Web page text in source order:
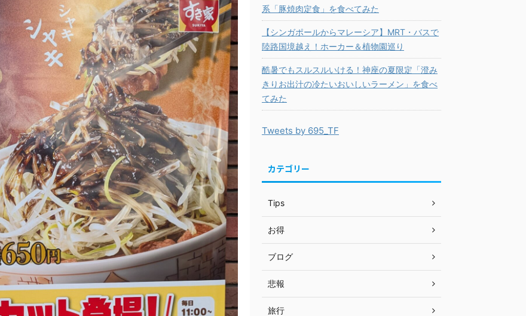
系「豚焼肉定食」を食べてみた
【シンガポールからマレーシア】MRT・バスで
陸路国境越え！ホーカー＆植物園巡り
酷暑でもスルスルいける！神座の夏限定「澄み
きりお出汁の冷たいおいしいラーメン」を食べ
てみた
Tweets by 695_TF
カテゴリー
Tips
お得
ブログ
悲報
旅行